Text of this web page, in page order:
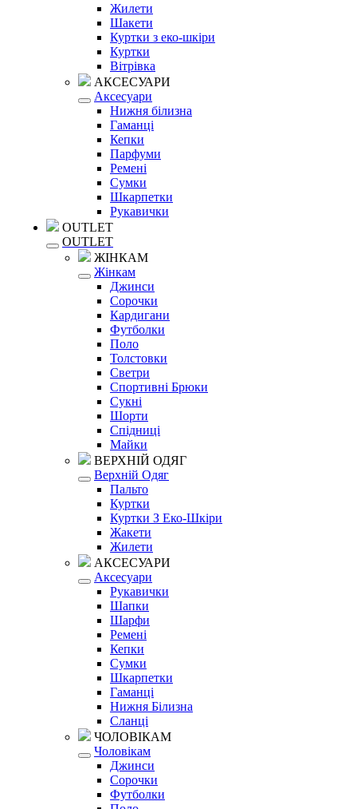
Жилети
Шакети
Куртки з еко-шкіри
Куртки
Вітрівка
АКСЕСУАРИ
Аксесуари
Нижня білизна
Гаманці
Кепки
Парфуми
Ремені
Сумки
Шкарпетки
Рукавички
OUTLET
OUTLET
ЖІНКАМ
Жінкам
Джинси
Сорочки
Кардигани
Футболки
Поло
Толстовки
Светри
Спортивні Брюки
Сукні
Шорти
Спідниці
Майки
ВЕРХНІЙ ОДЯГ
Верхній Одяг
Пальто
Куртки
Куртки З Еко-Шкіри
Жакети
Жилети
АКСЕСУАРИ
Аксесуари
Рукавички
Шапки
Шарфи
Ремені
Кепки
Сумки
Шкарпетки
Гаманці
Нижня Білизна
Сланці
ЧОЛОВІКАМ
Чоловікам
Джинси
Сорочки
Футболки